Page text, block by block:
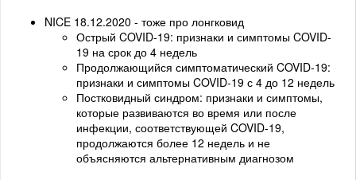
NICE 18.12.2020 - тоже про лонгковид
Острый COVID-19: признаки и симптомы COVID-
19 на срок до 4 недель
Продолжающийся симптоматический COVID-19:
признаки и симптомы COVID-19 с 4 до 12 недель
Постковидный синдром: признаки и симптомы,
которые развиваются во время или после
инфекции, соответствующей COVID-19,
продолжаются более 12 недель и не
объясняются альтернативным диагнозом